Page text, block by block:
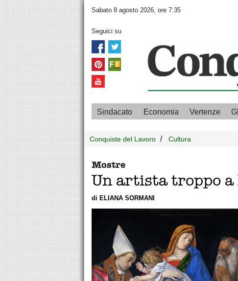
Sabato 8 agosto 2026, ore 7:35
Seguici su
Sindacato Economia Vertenze
Conquiste del Lavoro Cultura
Mostre
Un artista troppo
di ELIANA SORMANI